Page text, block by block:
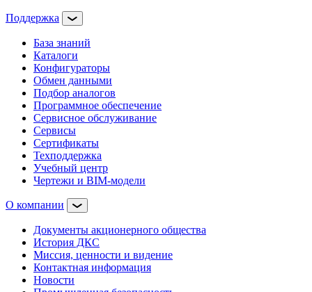
Поддержка
База знаний
Каталоги
Конфигураторы
Обмен данными
Подбор аналогов
Программное обеспечение
Сервисное обслуживание
Сервисы
Сертификаты
Техподдержка
Учебный центр
Чертежи и BIM-модели
О компании
Документы акционерного общества
История ДКС
Миссия, ценности и видение
Контактная информация
Новости